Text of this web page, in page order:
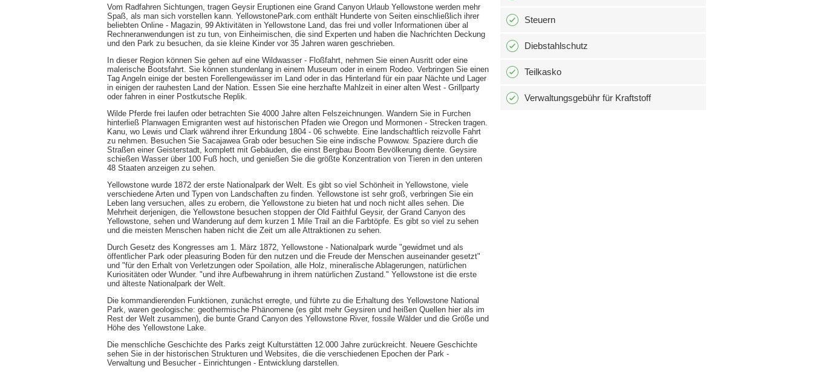
Vom Radfahren Sichtungen, tragen Geysir Eruptionen eine Grand Canyon Urlaub Yellowstone werden mehr
Spaß, als man sich vorstellen kann. YellowstonePark.com enthält Hunderte von Seiten einschließlich ihrer
beliebten Online - Magazin, 99 Aktivitäten in Yellowstone Land, das frei und voller Informationen über al
Rechneranwendungen ist zu tun, von Einheimischen, die sind Experten und haben die Nachrichten Deckung
und den Park zu besuchen, da sie kleine Kinder vor 35 Jahren waren geschrieben.
In dieser Region können Sie gehen auf eine Wildwasser - Floßfahrt, nehmen Sie einen Ausritt oder eine
malerische Bootsfahrt. Sie können stundenlang in einem Museum oder in einem Rodeo. Verbringen Sie einen
Tag Angeln einige der besten Forellengewässer im Land oder in das Hinterland für ein paar Nächte und Lager
in einigen der rauhesten Land der Nation. Essen Sie eine herzhafte Mahlzeit in einer alten West - Grillparty
oder fahren in einer Postkutsche Replik.
Wilde Pferde frei laufen oder betrachten Sie 4000 Jahre alten Felszeichnungen. Wandern Sie in Furchen
hinterließ Planwagen Emigranten west auf historischen Pfaden wie Oregon und Mormonen - Strecken tragen.
Kanu, wo Lewis und Clark während ihrer Erkundung 1804 - 06 schwebte. Eine landschaftlich reizvolle Fahrt
zu nehmen. Besuchen Sie Sacajawea Grab oder besuchen Sie eine indische Powwow. Spaziere durch die
Straßen einer Geisterstadt, komplett mit Gebäuden, die einst Bergbau Boom Bevölkerung diente. Geysire
schießen Wasser über 100 Fuß hoch, und genießen Sie die größte Konzentration von Tieren in den unteren
48 Staaten anzeigen zu sehen.
Yellowstone wurde 1872 der erste Nationalpark der Welt. Es gibt so viel Schönheit in Yellowstone, viele
verschiedene Arten und Typen von Landschaften zu finden. Yellowstone ist sehr groß, verbringen Sie ein
Leben lang versuchen, alles zu erobern, die Yellowstone zu bieten hat und noch nicht alles sehen. Die
Mehrheit derjenigen, die Yellowstone besuchen stoppen der Old Faithful Geysir, der Grand Canyon des
Yellowstone, sehen und Wanderung auf dem kurzen 1 Mile Trail an die Farbtöpfe. Es gibt so viel zu sehen
und die meisten Menschen haben nicht die Zeit um alle Attraktionen zu sehen.
Durch Gesetz des Kongresses am 1. März 1872, Yellowstone - Nationalpark wurde "gewidmet und als
öffentlicher Park oder pleasuring Boden für den nutzen und die Freude der Menschen auseinander gesetzt"
und "für den Erhalt von Verletzungen oder Spoilation, alle Holz, mineralische Ablagerungen, natürlichen
Kuriositäten oder Wunder. "und ihre Aufbewahrung in ihrem natürlichen Zustand." Yellowstone ist die erste
und älteste Nationalpark der Welt.
Die kommandierenden Funktionen, zunächst erregte, und führte zu die Erhaltung des Yellowstone National
Park, waren geologische: geothermische Phänomene (es gibt mehr Geysiren und heißen Quellen hier als im
Rest der Welt zusammen), die bunte Grand Canyon des Yellowstone River, fossile Wälder und die Größe und
Höhe des Yellowstone Lake.
Die menschliche Geschichte des Parks zeigt Kulturstätten 12.000 Jahre zurückreicht. Neuere Geschichte
sehen Sie in der historischen Strukturen und Websites, die die verschiedenen Epochen der Park -
Verwaltung und Besucher - Einrichtungen - Entwicklung darstellen.
Steuern
Diebstahlschutz
Teilkasko
Verwaltungsgebühr für Kraftstoff